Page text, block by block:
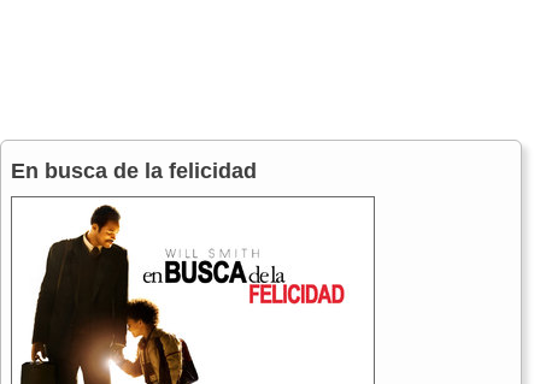
En busca de la felicidad